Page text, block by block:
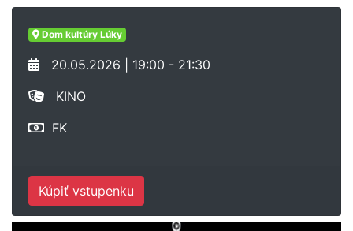
Dom kultúry Lúky
20.05.2026 | 19:00 - 21:30
KINO
FK
Kúpiť vstupenku